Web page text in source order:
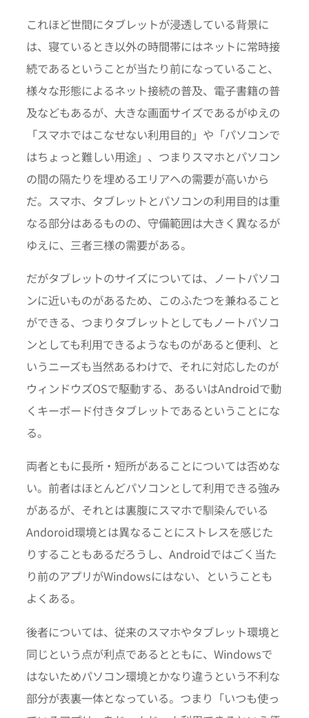
これほど世間にタブレットが浸透している背景に
は、寝ているとき以外の時間帯にはネットに常時接
続であるということが当たり前になっていること、
様々な形態によるネット接続の普及、電子書籍の普
及などもあるが、大きな画面サイズであるがゆえの
「スマホではこなせない利用目的」や「パソコンで
はちょっと難しい用途」、つまりスマホとパソコン
の間の隔たりを埋めるエリアへの需要が高いから
だ。スマホ、タブレットとパソコンの利用目的は重
なる部分はあるものの、守備範囲は大きく異なるが
ゆえに、三者三様の需要がある。
だがタブレットのサイズについては、ノートパソコ
ンに近いものがあるため、このふたつを兼ねること
ができる、つまりタブレットとしてもノートパソコ
ンとしても利用できるようなものがあると便利、と
いうニーズも当然あるわけで、それに対応したのが
ウィンドウズOSで駆動する、あるいはAndroidで動
くキーボード付きタブレットであるということにな
る。
両者ともに長所・短所があることについては否めな
い。前者はほとんどパソコンとして利用できる強み
があるが、それとは裏腹にスマホで馴染んでいる
Andoroid環境とは異なることにストレスを感じた
りすることもあるだろうし、Androidではごく当た
り前のアプリがWindowsにはない、ということも
よくある。
後者については、従来のスマホやタブレット環境と
同じという点が利点であるとともに、Windowsで
はないためパソコン環境とかなり違うという不利な
部分が表裏一体となっている。つまり「いつも使っ